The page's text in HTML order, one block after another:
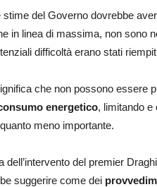
stime del Governo dovrebbe
in linea di massima, non sono
difficoltà erano stati
che non possono essere
energetico, limitando e
meno importante.
dell’intervento del premier
suggerire come dei